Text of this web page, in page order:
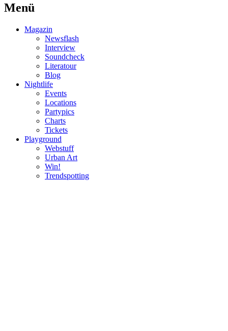
Menü
Magazin
Newsflash
Interview
Soundcheck
Literatour
Blog
Nightlife
Events
Locations
Partypics
Charts
Tickets
Playground
Webstuff
Urban Art
Win!
Trendspotting